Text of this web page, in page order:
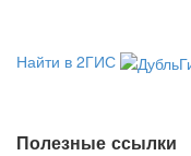
Найти в 2ГИС
Полезные ссылки